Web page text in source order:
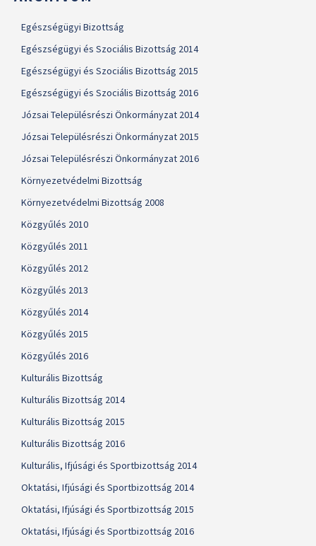
Egészségügyi Bizottság
Egészségügyi és Szociális Bizottság 2014
Egészségügyi és Szociális Bizottság 2015
Egészségügyi és Szociális Bizottság 2016
Józsai Településrészi Önkormányzat 2014
Józsai Településrészi Önkormányzat 2015
Józsai Településrészi Önkormányzat 2016
Környezetvédelmi Bizottság
Környezetvédelmi Bizottság 2008
Közgyűlés 2010
Közgyűlés 2011
Közgyűlés 2012
Közgyűlés 2013
Közgyűlés 2014
Közgyűlés 2015
Közgyűlés 2016
Kulturális Bizottság
Kulturális Bizottság 2014
Kulturális Bizottság 2015
Kulturális Bizottság 2016
Kulturális, Ifjúsági és Sportbizottság 2014
Oktatási, Ifjúsági és Sportbizottság 2014
Oktatási, Ifjúsági és Sportbizottság 2015
Oktatási, Ifjúsági és Sportbizottság 2016